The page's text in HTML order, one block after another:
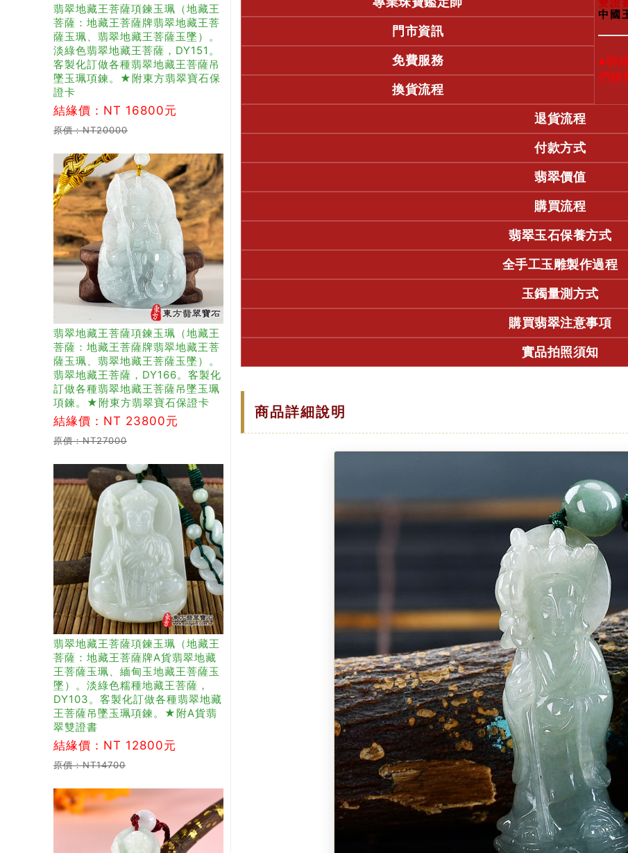
翡翠地藏王菩薩項鍊玉珮（地藏王
菩薩：地藏王菩薩牌翡翠地藏王菩
薩玉珮、翡翠地藏王菩薩玉墜）。
淡綠色翡翠地藏王菩薩，DY151。
客製化訂做各種翡翠地藏王菩薩吊
墜玉珮項鍊。★附東方翡翠寶石保
證卡
結緣價：NT 16800元
原價：NT20000
翡翠地藏王菩薩項鍊玉珮（地藏王
菩薩：地藏王菩薩牌翡翠地藏王菩
薩玉珮、翡翠地藏王菩薩玉墜）。
翡翠地藏王菩薩，DY166。客製化
訂做各種翡翠地藏王菩薩吊墜玉珮
項鍊。★附東方翡翠寶石保證卡
結緣價：NT 23800元
原價：NT27000
翡翠地藏王菩薩項鍊玉珮（地藏王
菩薩：地藏王菩薩牌A貨翡翠地藏
王菩薩玉珮、緬甸玉地藏王菩薩玉
墜）。淡綠色糯種地藏王菩薩，
DY103。客製化訂做各種翡翠地藏
王菩薩吊墜玉珮項鍊。★附A貨翡
翠雙證書
結緣價：NT 12800元
原價：NT14700
雙證
中國
●聯
們聯
門市資訊
免費服務
換貨流程
退貨流程
付款方式
翡翠價值
購買流程
翡翠玉石保養方式
全手工玉雕製作過程
玉鐲量測方式
購買翡翠注意事項
實品拍照須知
商品詳細說明